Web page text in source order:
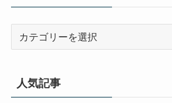
ー
人気記事